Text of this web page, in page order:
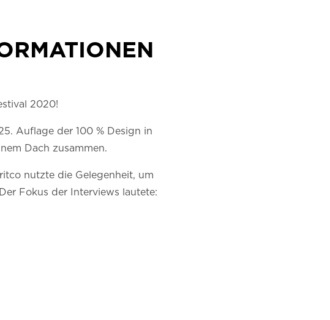
2020!
Auflage der 100 % Design in
Dach zusammen.
nutzte die Gelegenheit, um
Fokus der Interviews lautete: